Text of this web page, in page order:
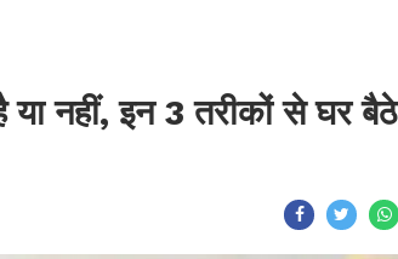
नहीं, इन 3 तरीकों से घर बैठे